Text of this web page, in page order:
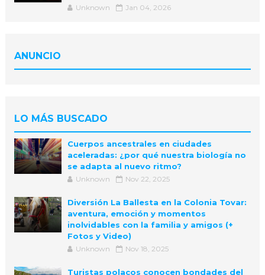
Unknown Jan 04, 2026
ANUNCIO
LO MÁS BUSCADO
Cuerpos ancestrales en ciudades
aceleradas: ¿por qué nuestra biología no
se adapta al nuevo ritmo?
Unknown Nov 22, 2025
Diversión La Ballesta en la Colonia Tovar:
aventura, emoción y momentos
inolvidables con la familia y amigos (+
Fotos y Video)
Unknown Nov 18, 2025
Turistas polacos conocen bondades del